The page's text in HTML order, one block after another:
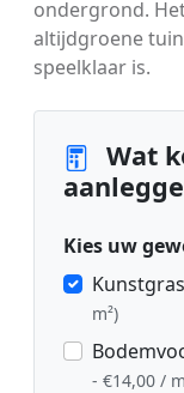
ondergrond.
altijdgroene
speelklaar is.
Wat
Kies uw
m²)
- €14,00 /